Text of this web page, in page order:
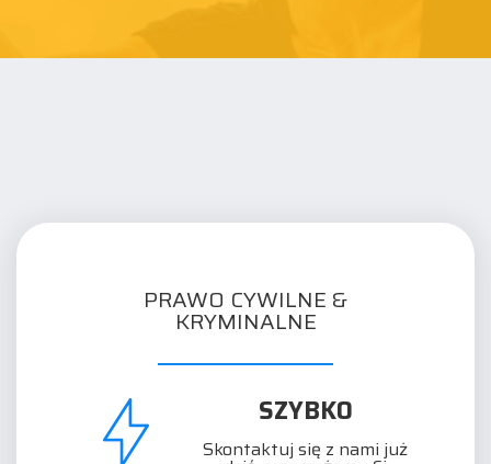
PRAWO CYWILNE &
KRYMINALNE
SZYBKO
Skontaktuj się z nami już